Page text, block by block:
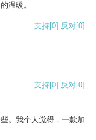
温暖。
支持[0] 反对[0]
支持[0] 反对[0]
。我个人觉得，一款加